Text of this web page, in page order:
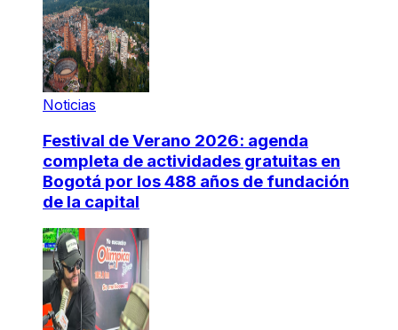
Noticias
Festival de Verano 2026: agenda
completa de actividades gratuitas en
Bogotá por los 488 años de fundación
de la capital